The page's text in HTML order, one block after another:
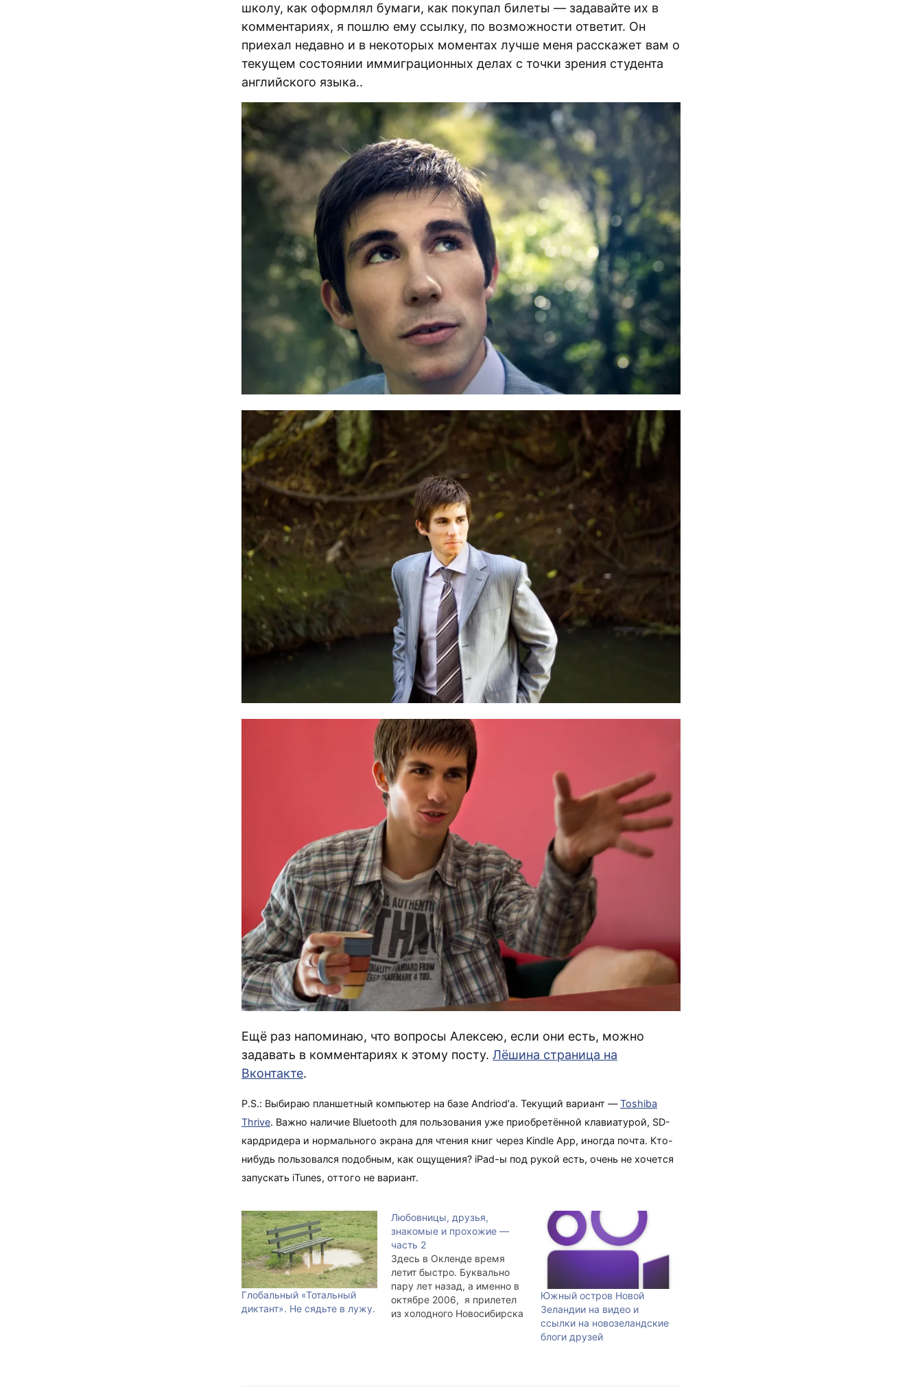
школу, как оформлял бумаги, как покупал билеты — задавайте их в
комментариях, я пошлю ему ссылку, по возможности ответит. Он
приехал недавно и в некоторых моментах лучше меня расскажет вам о
текущем состоянии иммиграционных делах с точки зрения студента
английского языка..
Ещё раз напоминаю, что вопросы Алексею, если они есть, можно
задавать в комментариях к этому посту. Лёшина страница на
Вконтакте.
P.S.: Выбираю планшетный компьютер на базе Andriod’а. Текущий вариант —Toshiba
Thrive. Важно наличие Bluetooth для пользования уже приобретённой клавиатурой, SD-
кардридера и нормального экрана для чтения книг через Kindle App, иногда почта. Кто-
нибудь пользовался подобным, как ощущения? iPad-ы под рукой есть, очень не хочется
запускать iTunes, оттого не вариант.
Глобальный «Тотальный
диктант». Не сядьте в лужу.
Любовницы, друзья,
знакомые и прохожие —
часть 2
Здесь в Окленде время
летит быстро. Буквально
пару лет назад, а именно в
октябре 2006, я прилетел
из холодного Новосибирска
Южный остров Новой
Зеландии на видео и
ссылки на новозеландские
блоги друзей